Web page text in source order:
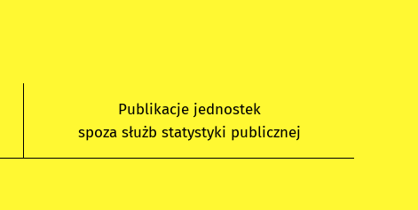
Publikacje jednostek
spoza służb statystyki publicznej